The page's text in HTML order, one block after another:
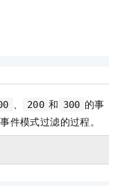
、 200 和 300 的事
件模式过滤的过程。